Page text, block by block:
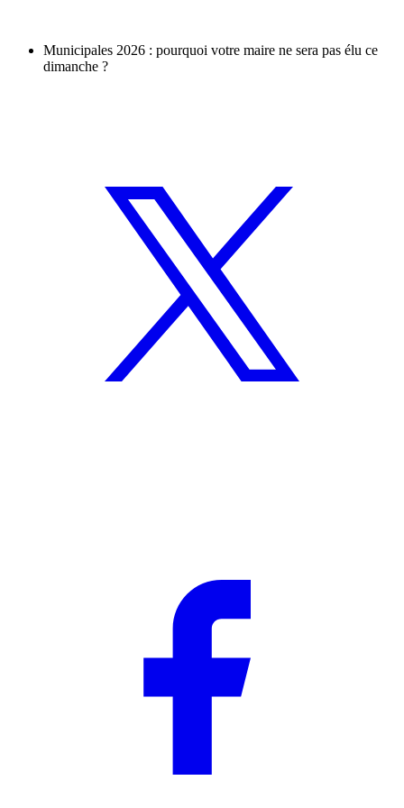
Municipales 2026 : pourquoi votre maire ne sera pas élu ce
dimanche ?